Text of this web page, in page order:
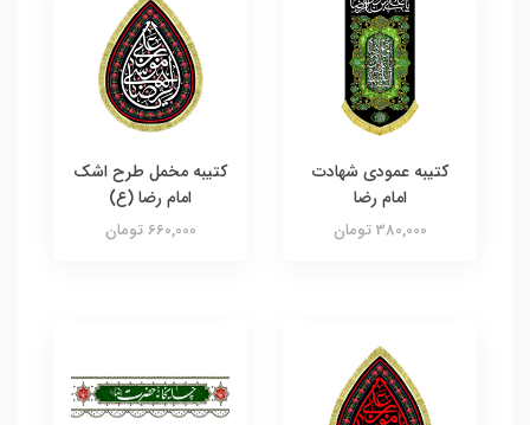
کتیبه عمودی شهادت
امام رضا
380,000 تومان
کتیبه مخمل طرح اشک
امام رضا (ع)
660,000 تومان